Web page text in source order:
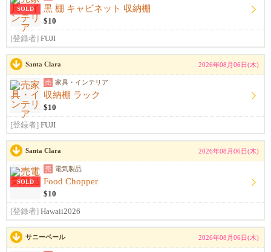
SOLD 黒 棚 キャビネット 収納棚
$10
[登録者] FUJI
Santa Clara 2026年08月06日(木)
売 家具・インテリア
収納棚 ラック
$10
[登録者] FUJI
Santa Clara 2026年08月06日(木)
SOLD
売 電気製品
Food Chopper
$10
[登録者] Hawaii2026
サニーベール 2026年08月06日(木)